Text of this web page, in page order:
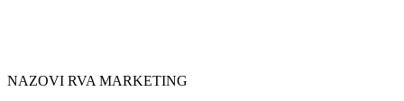
NAZOVI RVA MARKETING